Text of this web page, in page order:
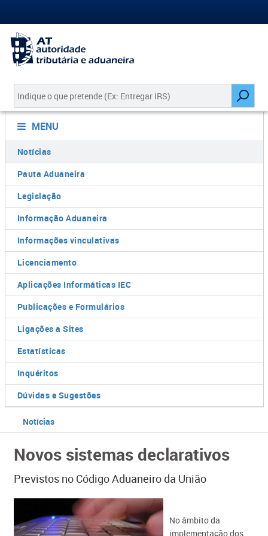
MENU
Notícias
Pauta Aduaneira
Legislação
Informação Aduaneira
Informações vinculativas
Licenciamento
Aplicações Informáticas IEC
Publicações e Formulários
Ligações a Sites
Estatísticas
Inquéritos
Dúvidas e Sugestões
Notícias
Novos sistemas declarativos
Previstos no Código Aduaneiro da União
​​No âmbito da
implementação dos